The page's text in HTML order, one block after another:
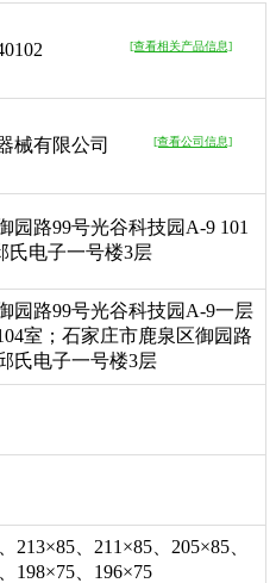
[查看相关产品信息]
械有限公司 [查看公司信息]
园路99号光谷科技园A-9 101
氏电子一号楼3层
园路99号光谷科技园A-9一层
室；石家庄市鹿泉区御园路
氏电子一号楼3层
213×85、211×85、205×85、
198×75、196×75